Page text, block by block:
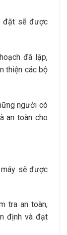
đặt sẽ được
đã lập,
thiện các bộ
người có
an toàn cho
sẽ được
tra an toàn,
định và đạt